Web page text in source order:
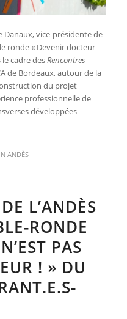
Danaux, vice-présidente de
ronde « Devenir docteur-
cadre desRencontres
de Bordeaux, autour de la
du projet
professionnelle de
développées
ANDÈS
L’ANDÈS
RONDE
PAS
! » DU